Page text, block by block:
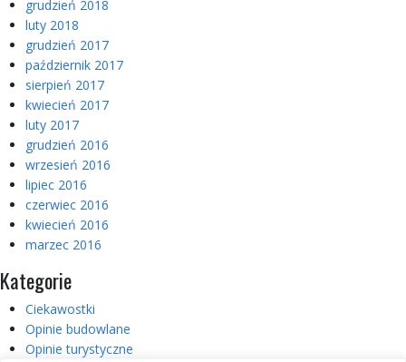
grudzień 2018
luty 2018
grudzień 2017
październik 2017
sierpień 2017
kwiecień 2017
luty 2017
grudzień 2016
wrzesień 2016
lipiec 2016
czerwiec 2016
kwiecień 2016
marzec 2016
Kategorie
Ciekawostki
Opinie budowlane
Opinie turystyczne